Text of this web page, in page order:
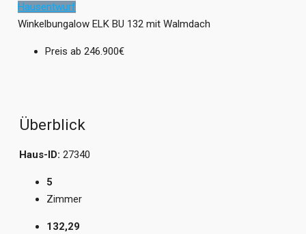
Hausentwurf
Winkelbungalow ELK BU 132 mit Walmdach
Preis ab 246.900€
Überblick
Haus-ID: 27340
5
Zimmer
132,29